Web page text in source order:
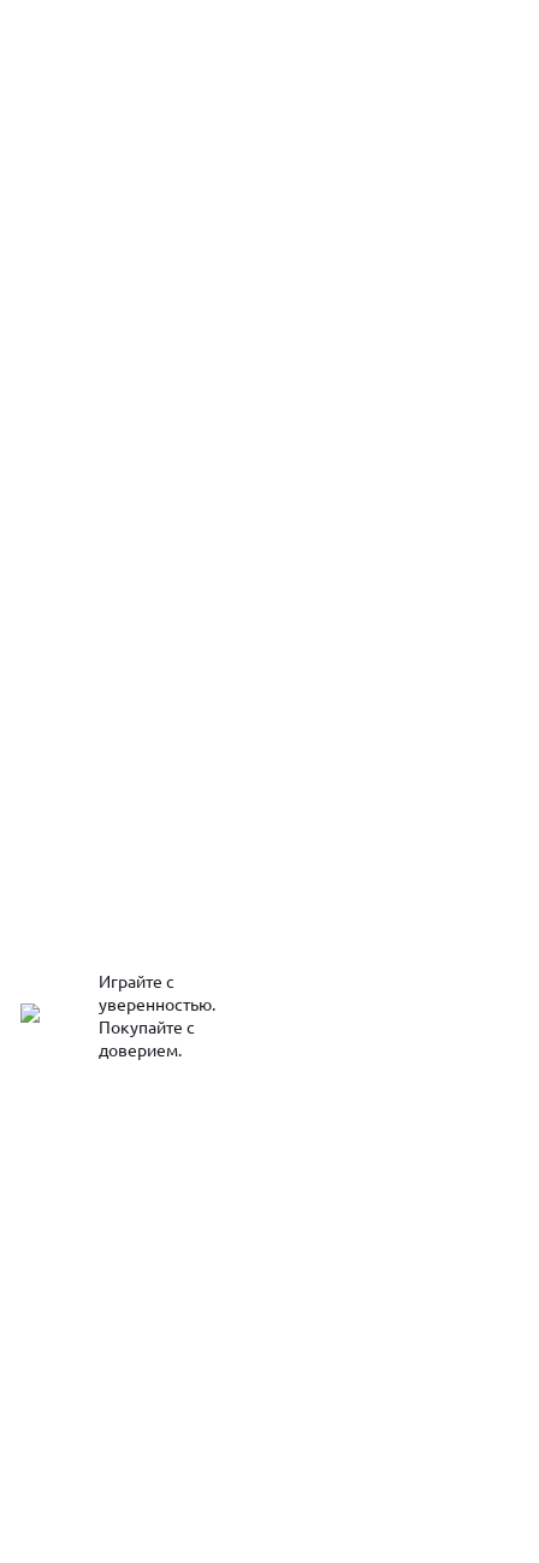
Играйте с
уверенностью.
Покупайте с
доверием.